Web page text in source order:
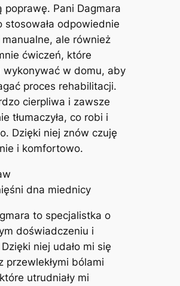
poprawę. Pani Dagmara
stosowała odpowiednie
ale również
ćwiczeń, które
wykonywać w domu, aby
proces rehabilitacji.
cierpliwa i zawsze
tłumaczyła, co robi i
Dzięki niej znów czuję
i komfortowo.
dna miednicy
to specjalistka o
doświadczeniu i
niej udało mi się
przewlekłymi bólami
utrudniały mi